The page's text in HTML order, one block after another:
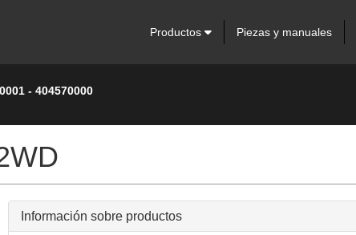
Productos Piezas y manuales
- 404570000
Información sobre productos